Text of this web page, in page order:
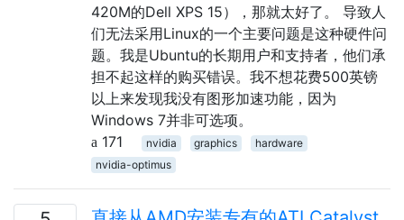
420M的Dell XPS 15），那就太好了。 导致人
们无法采用Linux的一个主要问题是这种硬件问
题。我是Ubuntu的长期用户和支持者，他们承
担不起这样的购买错误。我不想花费500英镑
以上来发现我没有图形加速功能，因为
Windows 7并非可选项。
171
nvidia graphics
hardware
nvidia-optimus